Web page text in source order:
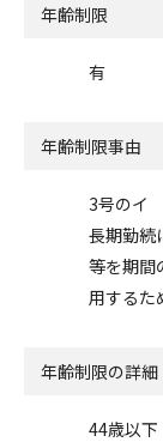
年齢制限
有
年齢制限事由
3号のイ
長期勤続
等を期間
用するた
年齢制限の詳細
44歳以下